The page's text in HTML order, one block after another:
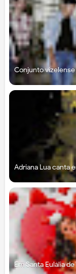
Conjunto vizelense
Adriana Lua canta
Em Santa Eulália